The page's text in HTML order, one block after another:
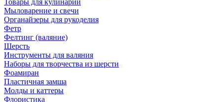
Товары для кулинарии
Мыловарение и свечи
Органайзеры для рукоделия
Фетр
Фелтинг (валяние)
Шерсть
Инструменты для валяния
Наборы для творчества из шерсти
Фоамиран
Пластичная замша
Молды и каттеры
Флористика